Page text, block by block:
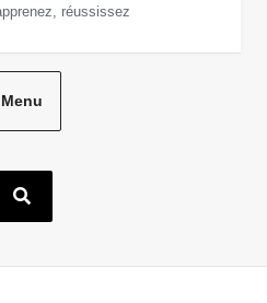
réussissez
Menu